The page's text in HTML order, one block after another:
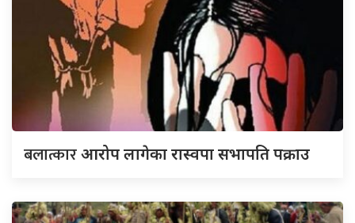
बलात्कारआरोप लागेका रास्वपा सभापति पक्राउ